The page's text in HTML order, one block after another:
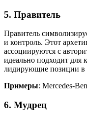
5. Правитель
Правитель
и контроль. Этот
ассоциируются с
идеально подходит
лидирующие позиции в
Примеры: Mercedes-
6. Мудрец